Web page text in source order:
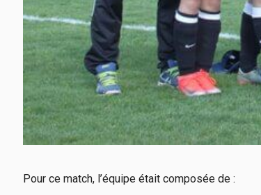
Pour ce match, l’équipe était composée de :